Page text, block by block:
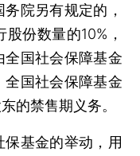
院另有规定的，
份数量的10%，
国社会保障基金
国社会保障基金
的禁售期义务。
基金的举动，用